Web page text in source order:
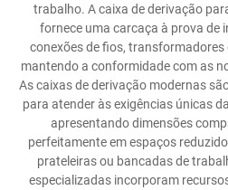
trabalho. A caixa de derivação
fornece uma carcaça à prova de
conexões de fios, transformadores
mantendo a conformidade com as
As caixas de derivação modernas
para atender às exigências únicas
apresentando dimensões
perfeitamente em espaços
prateleiras ou bancadas de
especializadas incorporam